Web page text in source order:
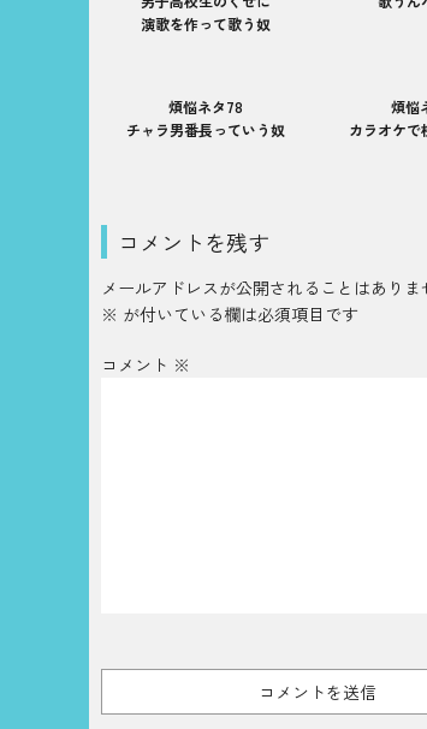
演歌を作って歌う奴
煩悩ネタ78
チャラ男番長っていう奴
煩悩
カラオケで
コメントを残す
メールアドレスが公開されることはありま
※ が付いている欄は必須項目です
コメント ※